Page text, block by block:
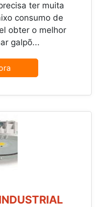
ter muita
consumo de
obter o melhor
galpõ...